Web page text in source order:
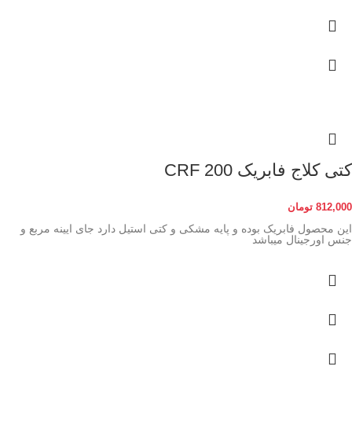
کتی کلاج فابریک CRF 200
812,000 تومان
این محصول فابریک بوده و پایه مشکی و کتی استیل دارد جای ایینه مربع و
جنس اورجینال میباشد